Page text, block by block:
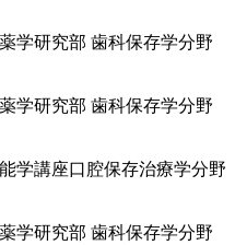
学研究部 歯科保存学分野
学研究部 歯科保存学分野
学講座口腔保存治療学分野
学研究部 歯科保存学分野